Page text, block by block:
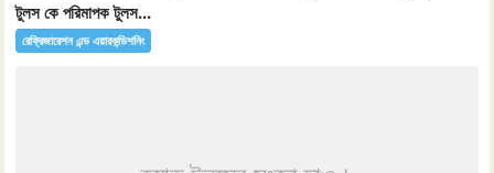
টুলস কে পরিমাপক টুলস...
রেফ্রিজারেশন এন্ড এয়ারকন্ডিশনিং